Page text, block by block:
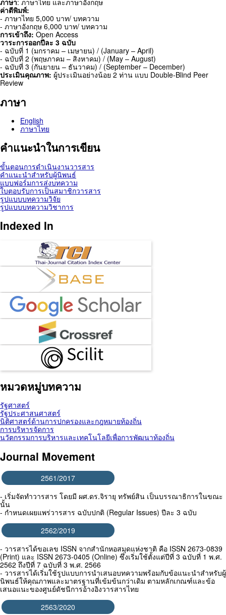
ภาษา: ภาษาไทย และภาษาอังกฤษ
ค่าตีพิมพ์:
- ภาษาไทย 5,000 บาท/ บทความ
- ภาษาอังกฤษ 6,000 บาท/ บทความ
การเข้าถึง: Open Access
วาระการออกปีละ 3 ฉบับ
- ฉบับที่ 1 (มกราคม – เมษายน) / (January – April)
- ฉบับที่ 2 (พฤษภาคม – สิงหาคม) / (May – August)
- ฉบับที่ 3 (กันยายน – ธันวาคม) / (September – December)
ประเมินคุณภาพ: ผู้ประเมินอย่างน้อย 2 ท่าน แบบ Double-Blind Peer
Review
ภาษา
English
ภาษาไทย
คำแนะนำในการเขียน
ขั้นตอนการดำเนินงานวารสาร
คำแนะนำสำหรับผู้นิพนธ์
แบบฟอร์มการส่งบทความ
ใบตอบรับการเป็นสมาชิกวารสาร
รูปแบบบทความวิจัย
รูปแบบบทความวิชาการ
Indexed In
หมวดหมู่บทความ
รัฐศาสตร์
รัฐประศาสนศาสตร์
นิติศาสตร์ด้านการปกครองและกฎหมายท้องถิ่น
การบริหารจัดการ
นวัตกรรมการบริหารและเทคโนโลยีเพื่อการพัฒนาท้องถิ่น
Journal Movement
2561/2017
- เริ่มจัดทำวารสาร โดยมี ผศ.ดร.จิรายุ ทรัพย์สิน เป็นบรรณาธิการในขณะ
นั้น
- กำหนดเผยแพร่วารสาร ฉบับปกติ (Regular Issues) ปีละ 3 ฉบับ
2562/2019
- วารสารได้ขอเลข ISSN จากสำนักหอสมุดแห่งชาติ คือ ISSN 2673-0839
(Print) และ ISSN 2673-0405 (Online) ซึ่งเริ่มใช้ตั้งแต่ปีที่ 3 ฉบับที่ 1 พ.ศ.
2562 ถึงปีที่ 7 ฉบับที่ 3 พ.ศ. 2566
- วารสารได้เริ่มใช้รูปแบบการนำเสนอบทความพร้อมกับข้อแนะนำสำหรับผู้
นิพนธ์ให้คุณภาพและมาตรฐานที่เข้มข้นกว่าเดิม ตามหลักเกณฑ์และข้อ
เสนอแนะของศูนย์ดัชนีการอ้างอิงวารสารไทย
2563/2020